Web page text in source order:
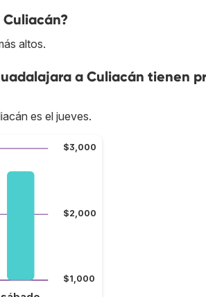
altos.
a Culiacán tienen
es el jueves.
$1,000
$2,000
$3,000